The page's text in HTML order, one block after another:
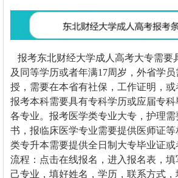
报考东北财经大学成人高考大专需要
及同等学历或者年满17周岁，外省学
授，需要在本省有社保，工作证明，或
报考本科需要具有专科学历或应届专
各专业。报考医学类专业大专，护理
书，报临床医学专业需要提供医师证
类专升本需要提供全日制大专毕业证
流程：点击在线报名，进入报名表，
己专业，填好姓名，学历，联系方式